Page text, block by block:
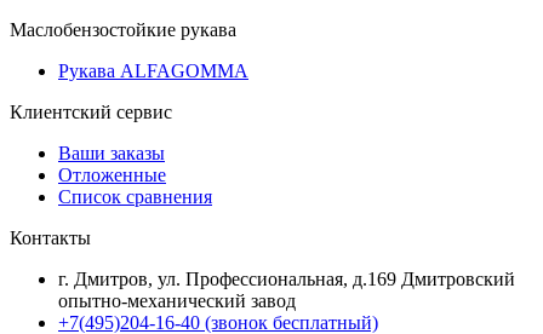
Маслобензостойкие рукава
Рукава ALFAGOMMA
Клиентский сервис
Ваши заказы
Отложенные
Список сравнения
Контакты
г. Дмитров, ул. Профессиональная, д.169 Дмитровский
опытно-механический завод
+7(495)204-16-40 (звонок бесплатный)